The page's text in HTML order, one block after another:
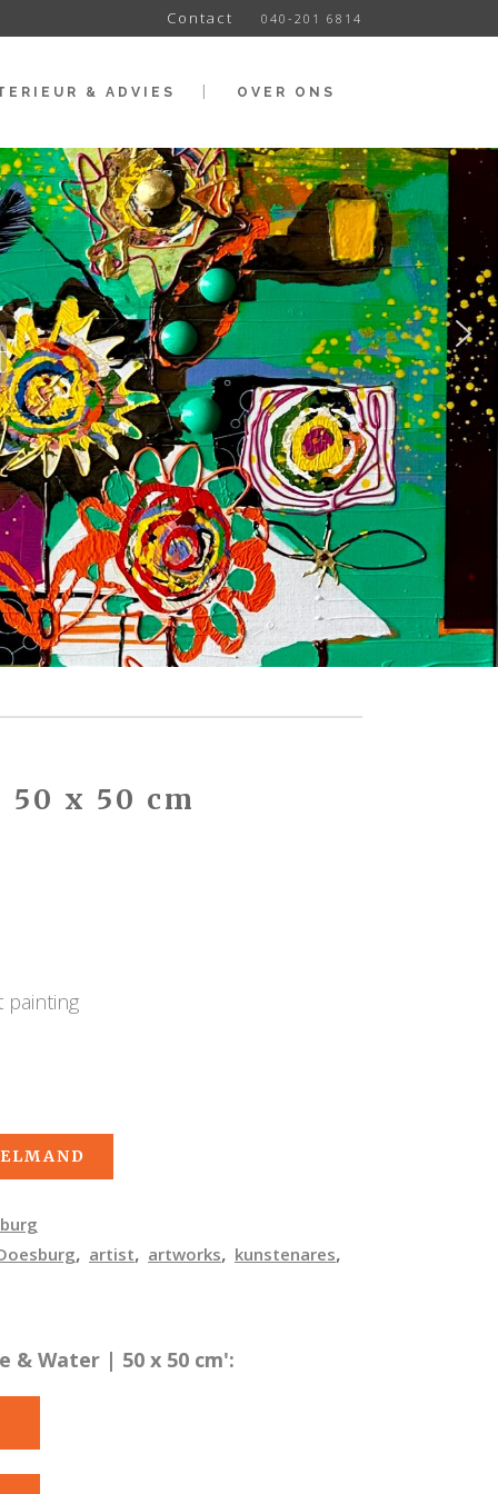
Contact 040-201 6814
& ADVIES OVER ONS
x 50 cm
painting
, artist, artworks, kunstenares,
& Water | 50 x 50 cm':